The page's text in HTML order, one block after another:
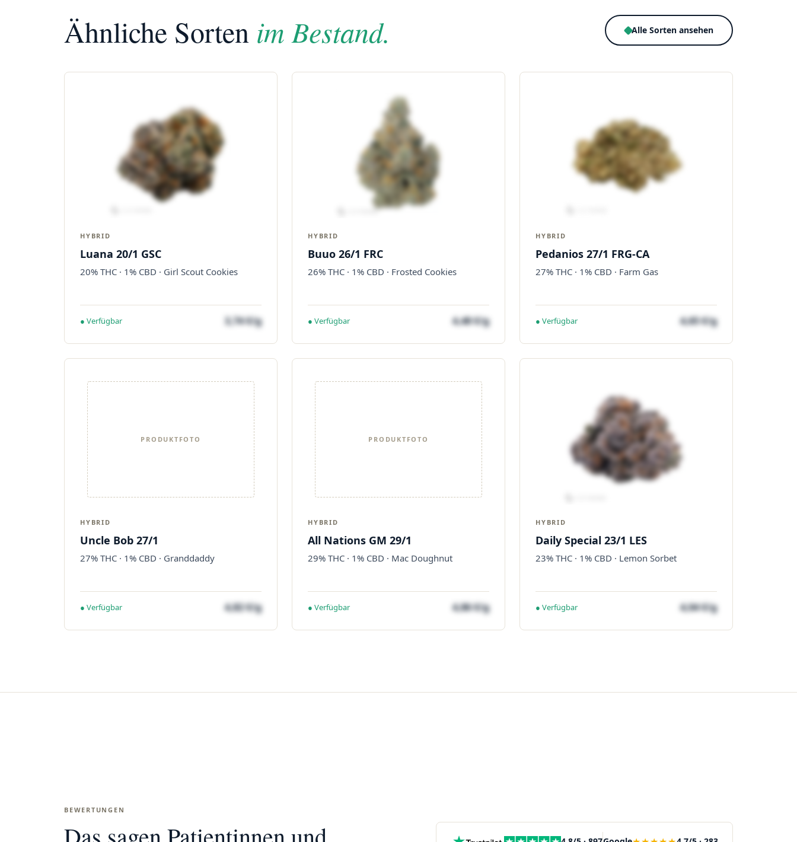
Ähnliche Sorten im Bestand. Alle Sorten ansehen
HYBRID
Luana 20/1 GSC
20% THC · 1% CBD · Girl Scout Cookies
● Verfügbar 3,74 €/g
HYBRID
Buuo 26/1 FRC
26% THC · 1% CBD · Frosted Cookies
● Verfügbar 4,48 €/g
HYBRID
Pedanios 27/1 FRG-CA
27% THC · 1% CBD · Farm Gas
● Verfügbar 4,65 €/g
PRODUKTFOTO
HYBRID
Uncle Bob 27/1
27% THC · 1% CBD · Granddaddy
● Verfügbar 4,82 €/g
PRODUKTFOTO
HYBRID
All Nations GM 29/1
29% THC · 1% CBD · Mac Doughnut
● Verfügbar 4,86 €/g
HYBRID
Daily Special 23/1 LES
23% THC · 1% CBD · Lemon Sorbet
● Verfügbar 4,04 €/g
BEWERTUNGEN